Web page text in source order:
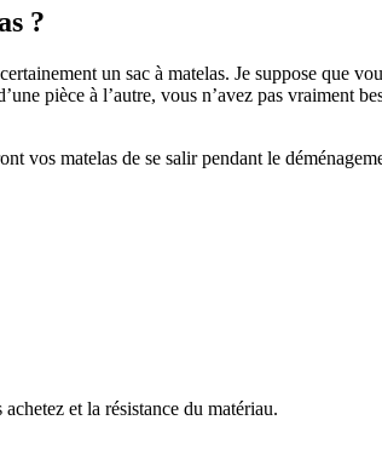
?
un sac à matelas. Je suppose que
pièce à l’autre, vous n’avez pas
vos matelas de se salir pendant le
et la résistance du matériau.